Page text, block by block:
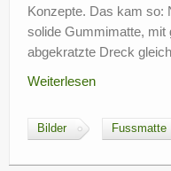
Konzepte. Das kam so:
solide Gummimatte, mit
abgekratzte Dreck
Weiterlesen
Bilder Fussmatte